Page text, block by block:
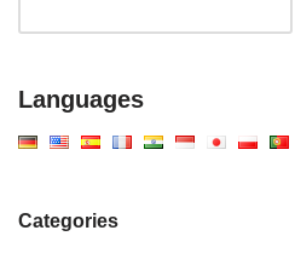
Languages
Categories